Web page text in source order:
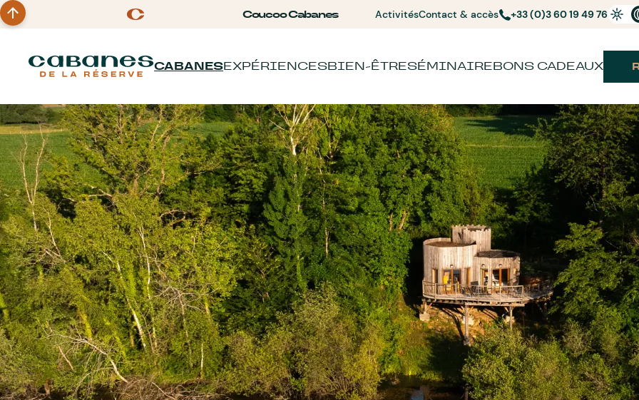
Coucoo Cabanes ActivitésContact & accès +33 (0)3 60 19 49 76
CABANESEXPÉRIENCESBIEN-ÊTRESÉMINAIREBONS CADEAUX